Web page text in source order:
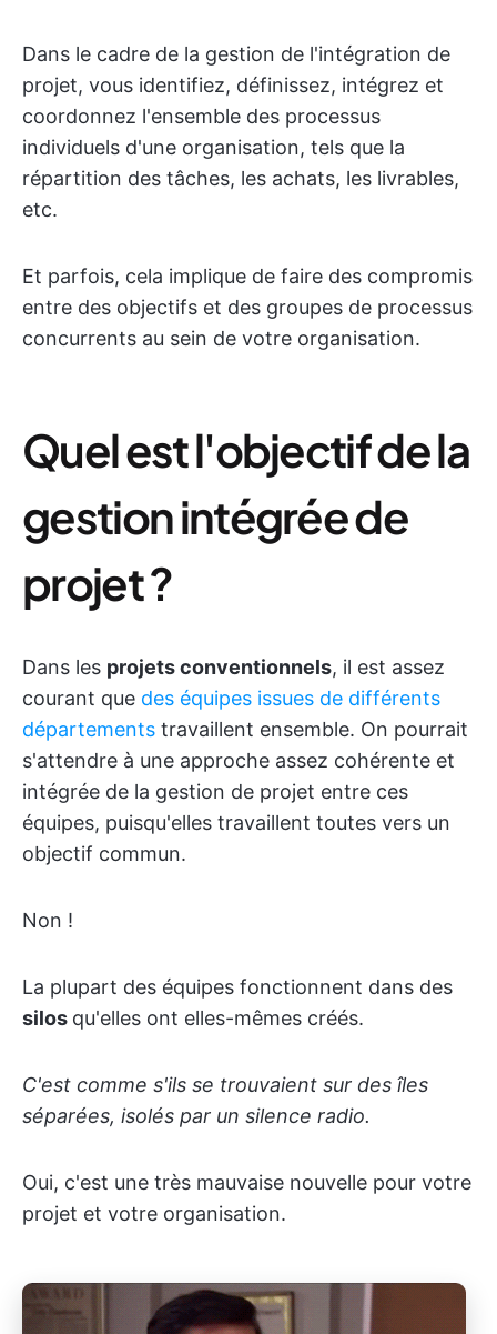
Dans le cadre de la gestion de l'intégration de
projet, vous identifiez, définissez, intégrez et
coordonnez l'ensemble des processus
individuels d'une organisation, tels que la
répartition des tâches, les achats, les livrables,
etc.
Et parfois, cela implique de faire des compromis
entre des objectifs et des groupes de processus
concurrents au sein de votre organisation.
Quel est l'objectif de la
gestion intégrée de
projet ?
Dans les projets conventionnels, il est assez
courant que des équipes issues de différents
départements travaillent ensemble. On pourrait
s'attendre à une approche assez cohérente et
intégrée de la gestion de projet entre ces
équipes, puisqu'elles travaillent toutes vers un
objectif commun.
Non !
La plupart des équipes fonctionnent dans des
silos qu'elles ont elles-mêmes créés.
C'est comme s'ils se trouvaient sur des îles
séparées, isolés par un silence radio.
Oui, c'est une très mauvaise nouvelle pour votre
projet et votre organisation.